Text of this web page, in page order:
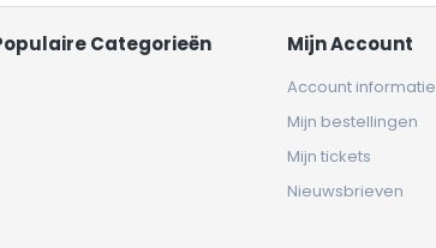
Categorieën Mijn Account
Account informatie
Mijn bestellingen
Mijn tickets
Nieuwsbrieven